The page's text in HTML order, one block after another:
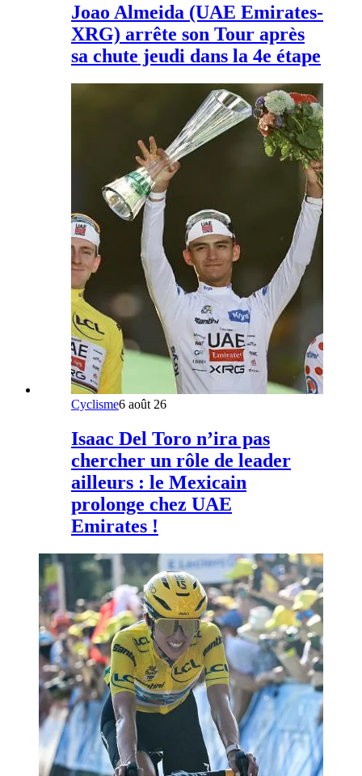
Joao Almeida (UAE Emirates-
XRG) arrête son Tour après
sa chute jeudi dans la 4e étape
Cyclisme6 août 26
Isaac Del Toro n’ira pas
chercher un rôle de leader
ailleurs : le Mexicain
prolonge chez UAE
Emirates !